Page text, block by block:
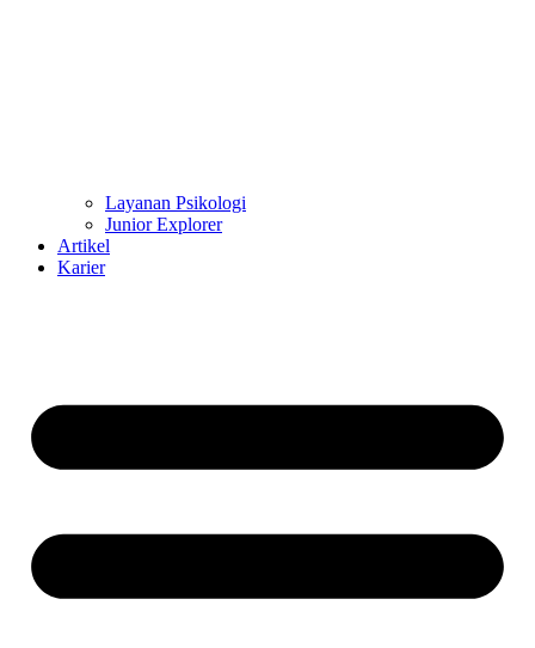
Layanan Psikologi
Junior Explorer
Artikel
Karier